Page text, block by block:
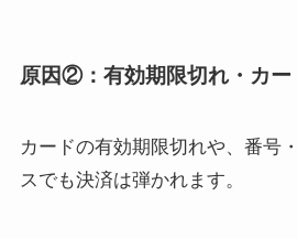
原因②：有効期限切れ・カー
カードの有効期限切れや、番号
スでも決済は弾かれます。